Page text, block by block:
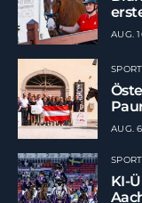
AUG.
SPORT
AUG.
SPORT
KI-